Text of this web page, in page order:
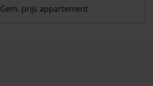
Gem. prijs appartement